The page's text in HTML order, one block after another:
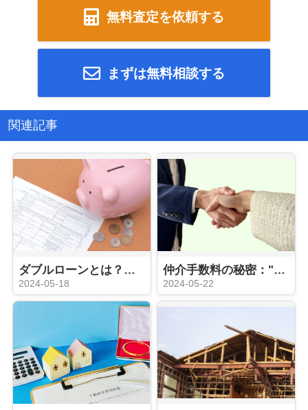
無料査定を依頼する
まずは無料相談する
関連記事
ダブルローンとは？そのメリットとリスクを徹底解説
2024-05-18
仲介手数料の秘密："片手取引"と"両手取引"って何？
2024-05-22